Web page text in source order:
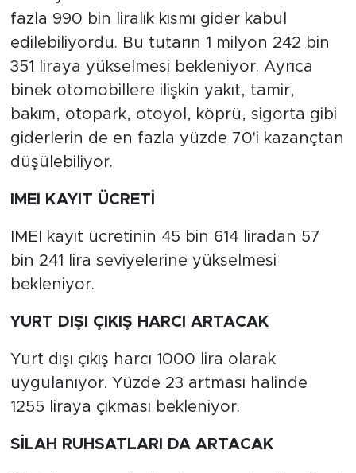
fazla 990 bin liralık kısmı gider kabul
edilebiliyordu. Bu tutarın 1 milyon 242 bin
351 liraya yükselmesi bekleniyor. Ayrıca
binek otomobillere ilişkin yakıt, tamir,
bakım, otopark, otoyol, köprü, sigorta gibi
giderlerin de en fazla yüzde 70'i kazançtan
düşülebiliyor.
IMEI KAYIT ÜCRETİ
IMEI kayıt ücretinin 45 bin 614 liradan 57
bin 241 lira seviyelerine yükselmesi
bekleniyor.
YURT DIŞI ÇIKIŞ HARCI ARTACAK
Yurt dışı çıkış harcı 1000 lira olarak
uygulanıyor. Yüzde 23 artması halinde
1255 liraya çıkması bekleniyor.
SİLAH RUHSATLARI DA ARTACAK